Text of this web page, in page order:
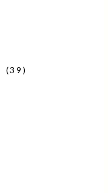
(39)